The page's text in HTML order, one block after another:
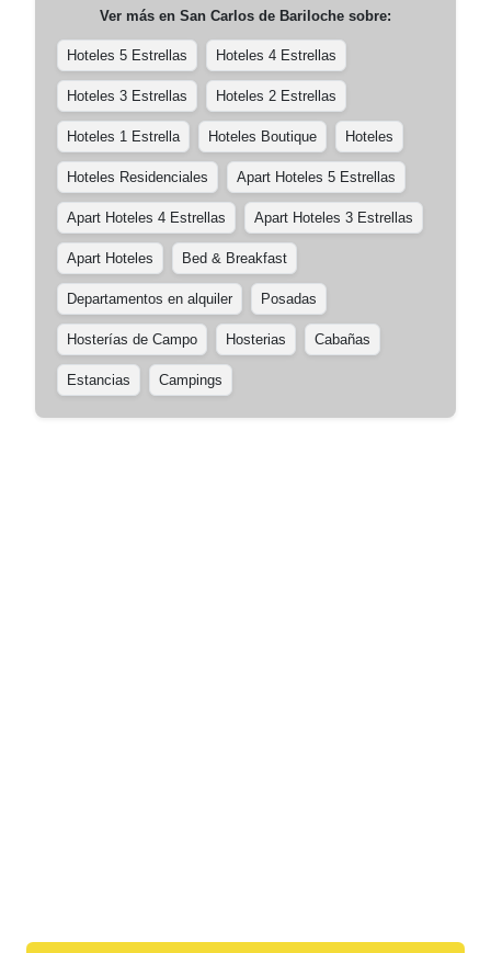
Ver más en San Carlos de Bariloche sobre:
Hoteles 5 Estrellas Hoteles 4 Estrellas
Hoteles 3 Estrellas Hoteles 2 Estrellas
Hoteles 1 Estrella Hoteles Boutique Hoteles
Hoteles Residenciales Apart Hoteles 5 Estrellas
Apart Hoteles 4 Estrellas Apart Hoteles 3 Estrellas
Apart Hoteles Bed & Breakfast
Departamentos en alquiler Posadas
Hosterías de Campo Hosterias Cabañas
Estancias Campings